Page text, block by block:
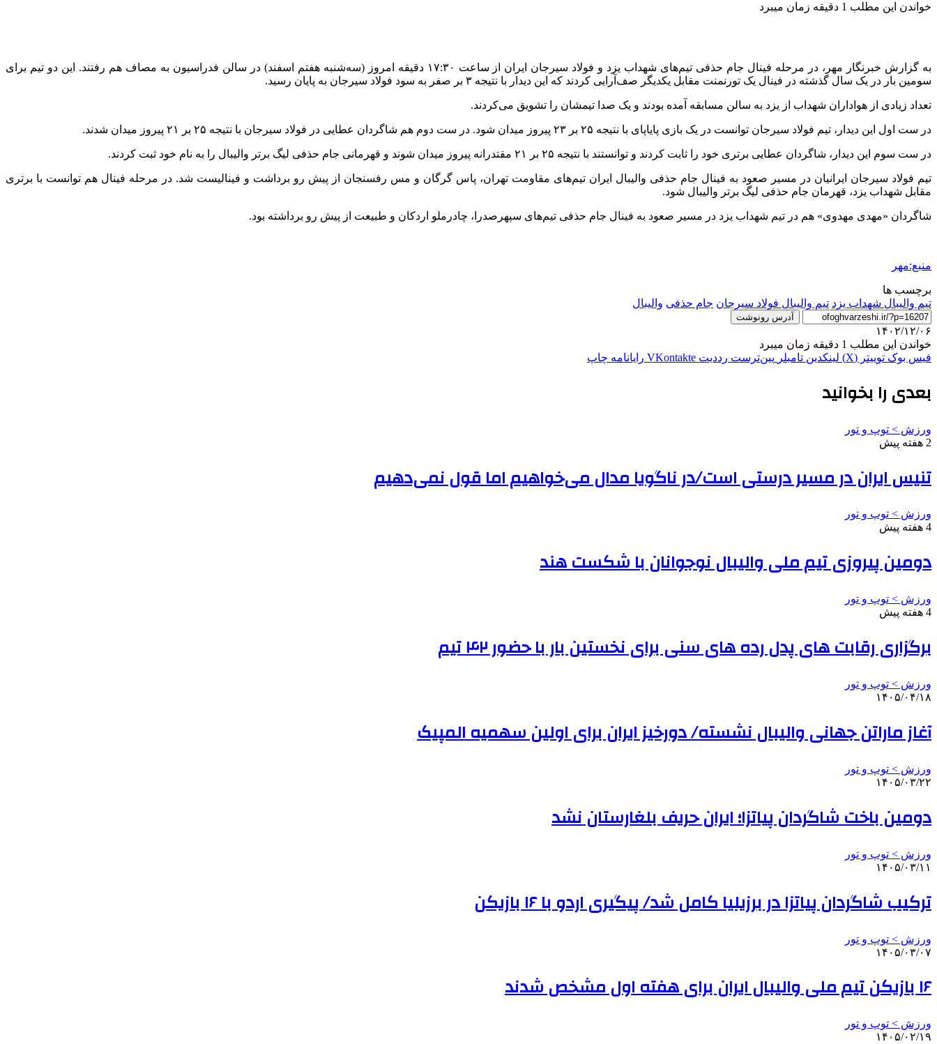
خواندن این مطلب 1 دقیقه زمان میبرد
به گزارش خبرنگار مهر، در مرحله فینال جام حذفی تیم‌های شهداب یزد و فولاد سیرجان ایران از ساعت ۱۷:۳۰ دقیقه امروز (سه‌شنبه هفتم اسفند) در سالن فدراسیون به مصاف هم رفتند. این دو تیم برای
سومین بار در یک سال گذشته در فینال یک تورنمنت مقابل یکدیگر صف‌آرایی کردند که این دیدار با نتیجه ۳ بر صفر به سود فولاد سیرجان به پایان رسید.
تعداد زیادی از هواداران شهداب از یزد به سالن مسابقه آمده بودند و یک صدا تیمشان را تشویق می‌کردند.
در ست اول این دیدار، تیم فولاد سیرجان توانست در یک بازی پایاپای با نتیجه ۲۵ بر ۲۳ پیروز میدان شود. در ست دوم هم شاگردان عطایی در فولاد سیرجان با نتیجه ۲۵ بر ۲۱ پیروز میدان شدند.
در ست سوم این دیدار، شاگردان عطایی برتری خود را ثابت کردند و توانستند با نتیجه ۲۵ بر ۲۱ مقتدرانه پیروز میدان شوند و قهرمانی جام حذفی لیگ برتر والیبال را به نام خود ثبت کردند.
تیم فولاد سیرجان ایرانیان در مسیر صعود به فینال جام حذفی والیبال ایران تیم‌های مقاومت تهران، پاس گرگان و مس رفسنجان از پیش رو برداشت و فینالیست شد. در مرحله فینال هم توانست با برتری
مقابل شهداب یزد، قهرمان جام حذفی لیگ برتر والیبال شود.
شاگردان «مهدی مهدوی» هم در تیم شهداب یزد در مسیر صعود به فینال جام حذفی تیم‌های سپهرصدرا، چادرملو اردکان و طبیعت از پیش رو برداشته بود.
منبع:مهر
برچسب ها
تیم والیبال شهداب یزد تیم والیبال فولاد سیرجان جام حذفی والیبال
آدرس رونوشت
۱۴۰۲/۱۲/۰۶
خواندن این مطلب 1 دقیقه زمان میبرد
فیس بوک توییتر (X) لینکدین ‫تامبلر ‫پین‌ترست ‫رددیت ‫VKontakte رایانامه چاپ
بعدی را بخوانید
ورزش > توپ و تور
2 هفته پیش
تنیس ایران در مسیر درستی است/در ناگویا مدال می‌خواهیم اما قول نمی‌دهیم
ورزش > توپ و تور
4 هفته پیش
دومین پیروزی تیم ملی والیبال نوجوانان با شکست هند
ورزش > توپ و تور
4 هفته پیش
برگزاری رقابت های پدل رده های سنی برای نخستین بار با حضور ۴۲ تیم
ورزش > توپ و تور
۱۴۰۵/۰۴/۱۸
آغاز ماراتن جهانی والیبال نشسته/ دورخیز ایران برای اولین سهمیه المپیک
ورزش > توپ و تور
۱۴۰۵/۰۳/۲۲
دومین باخت شاگردان پیاتزا؛ ایران حریف بلغارستان نشد
ورزش > توپ و تور
۱۴۰۵/۰۳/۱۱
ترکیب شاگردان پیاتزا در برزیلیا کامل شد/ پیگیری اردو با ۱۶ بازیکن
ورزش > توپ و تور
۱۴۰۵/۰۳/۰۷
۱۶ بازیکن تیم ملی والیبال ایران برای هفته اول مشخص شدند
ورزش > توپ و تور
۱۴۰۵/۰۲/۱۹